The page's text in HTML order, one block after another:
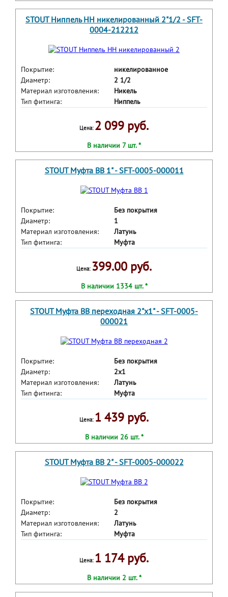
STOUT Ниппель HH никелированный 2"1/2 - SFT-
0004-212212
Покрытие:
никелированное
Диаметр:
2 1/2
Материал изготовления:
Никель
Тип фитинга:
Ниппель
Цена: 2 099 руб.
В наличии 7 шт. *
STOUT Муфта ВВ 1" - SFT-0005-000011
Покрытие:
Без покрытия
Диаметр:
1
Материал изготовления:
Латунь
Тип фитинга:
Муфта
Цена: 399.00 руб.
В наличии 1334 шт. *
STOUT Муфта ВВ переходная 2"x1" - SFT-0005-
000021
Покрытие:
Без покрытия
Диаметр:
2x1
Материал изготовления:
Латунь
Тип фитинга:
Муфта
Цена: 1 439 руб.
В наличии 26 шт. *
STOUT Муфта ВВ 2" - SFT-0005-000022
Покрытие:
Без покрытия
Диаметр:
2
Материал изготовления:
Латунь
Тип фитинга:
Муфта
Цена: 1 174 руб.
В наличии 2 шт. *